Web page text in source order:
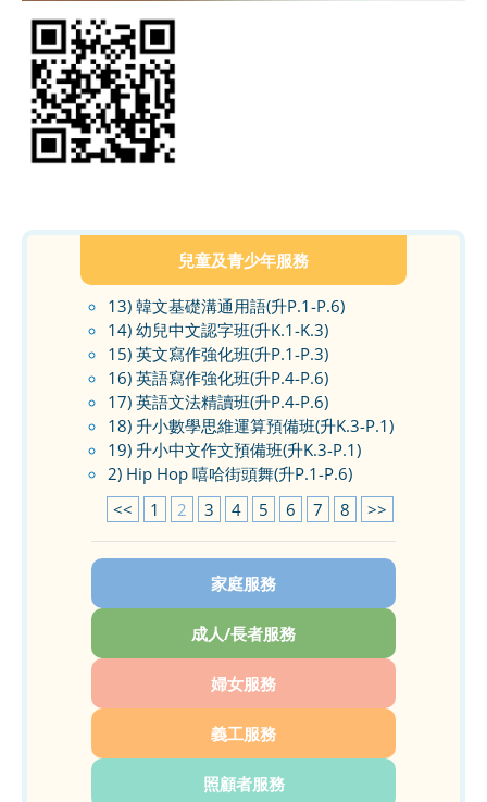
兒童及青少年服務
13) 韓文基礎溝通用語(升P.1-P.6)
14) 幼兒中文認字班(升K.1-K.3)
15) 英文寫作強化班(升P.1-P.3)
16) 英語寫作強化班(升P.4-P.6)
17) 英語文法精讀班(升P.4-P.6)
18) 升小數學思維運算預備班(升K.3-P.1)
19) 升小中文作文預備班(升K.3-P.1)
2) Hip Hop 嘻哈街頭舞(升P.1-P.6)
<<
1 2 3 4 5 6 7 8 >>
家庭服務
成人/長者服務
婦女服務
義工服務
照顧者服務